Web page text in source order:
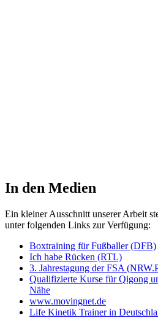
In den Medien
Ein kleiner Ausschnitt unserer Arbeit
unter folgenden Links zur Verfügung:
Boxtraining für Fußballer (DFB)
Ich habe Rücken (RTL)
3. Jahrestagung der FSA
Qualifizierte Kurse für Qigong
Nähe
www.movingnet.de
Life Kinetik Trainer in